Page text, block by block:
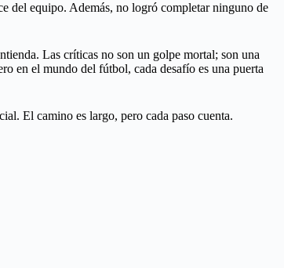
del equipo. Además, no logró completar ninguno de
Las críticas no son un golpe mortal; son una
en el mundo del fútbol, cada desafío es una puerta
El camino es largo, pero cada paso cuenta.